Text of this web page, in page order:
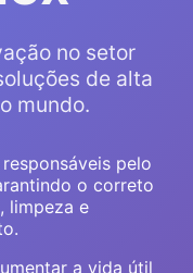
no setor
de alta
mundo.
responsáveis pelo
o correto
limpeza e
a vida útil